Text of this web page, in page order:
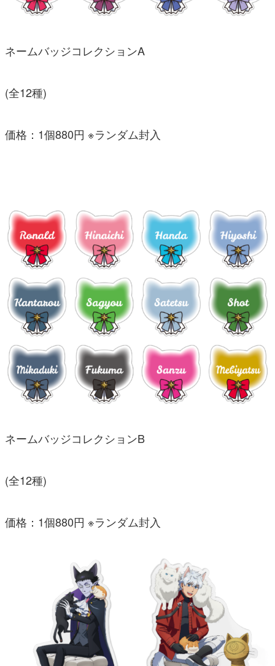
ネームバッジコレクションA
(全12種)
価格：1個880円 ※ランダム封入
ネームバッジコレクションB
(全12種)
価格：1個880円 ※ランダム封入